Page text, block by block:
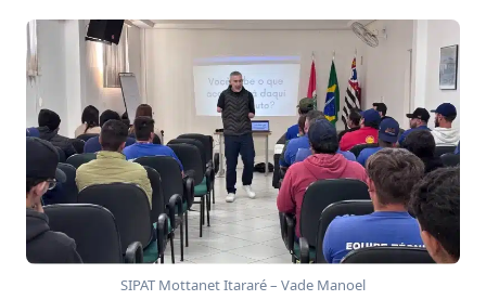
SIPAT Mottanet Itararé – Vade Manoel